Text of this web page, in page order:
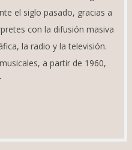
el siglo pasado, gracias a
con la difusión masiva
la radio y la televisión.
a partir de 1960,